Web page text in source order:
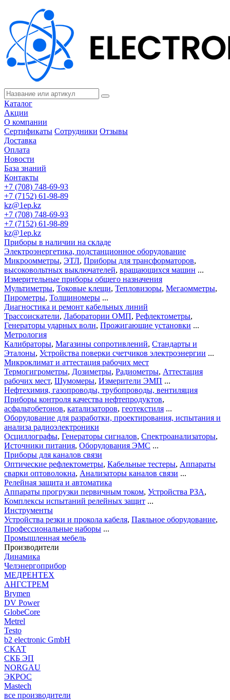
Каталог
Акции
О компании
Сертификаты Сотрудники Отзывы
Доставка
Оплата
Новости
База знаний
Контакты
+7 (708) 748-69-93
+7 (7152) 61-98-89
kz@1ep.kz
+7 (708) 748-69-93
+7 (7152) 61-98-89
kz@1ep.kz
Приборы в наличии на складе
Электроэнергетика, подстанционное оборудование
Микроомметры, ЭТЛ, Приборы для трансформаторов,
высоковольтных выключателей, вращающихся машин ...
Измерительные приборы общего назначения
Мультиметры, Токовые клещи, Тепловизоры, Мегаомметры,
Пирометры, Толщиномеры ...
Диагностика и ремонт кабельных линий
Трассоискатели, Лаборатории ОМП, Рефлектометры,
Генераторы ударных волн, Прожигающие установки ...
Метрология
Калибраторы, Магазины сопротивлений, Стандарты и
Эталоны, Устройства поверки счетчиков электроэнергии ...
Микроклимат и аттестация рабочих мест
Термогигрометры, Дозиметры, Радиометры, Аттестация
рабочих мест, Шумомеры, Измерители ЭМП ...
Нефтехимия, газопроводы, трубопроводы, вентиляция
Приборы контроля качества нефтепродуктов,
асфальтобетонов, катализаторов, геотекстиля ...
Оборудование для разработки, проектирования, испытания и
анализа радиоэлектроники
Осциллографы, Генераторы сигналов, Спектроанализаторы,
Источники питания, Оборудования ЭМС ...
Приборы для каналов связи
Оптические рефлектометры, Кабельные тестеры, Аппараты
сварки оптоволокна, Анализаторы каналов связи ...
Релейная защита и автоматика
Аппараты прогрузки первичным током, Устройства РЗА,
Комплексы испытаний релейных защит ...
Инструменты
Устройства резки и прокола кабеля, Паяльное оборудование,
Профессиональные наборы ...
Промышленная мебель
Производители
Динамика
Челэнергоприбор
МЕДРЕНТЕХ
АНГСТРЕМ
Brymen
DV Power
GlobeCore
Metrel
Testo
b2 electronic GmbH
СКАТ
СКБ ЭП
NORGAU
ЭКРОС
Mastech
все производители